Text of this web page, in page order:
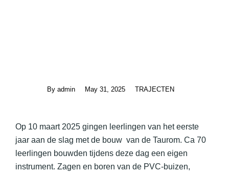
By admin May 31, 2025 TRAJECTEN
Op 10 maart 2025 gingen leerlingen van het eerste
jaar aan de slag met de bouw van de Taurom. Ca 70
leerlingen bouwden tijdens deze dag een eigen
instrument. Zagen en boren van de PVC-buizen,